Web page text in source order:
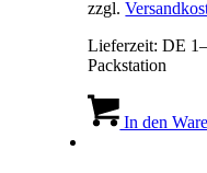
zzgl.
Lieferzeit:DE
Packstation
In den